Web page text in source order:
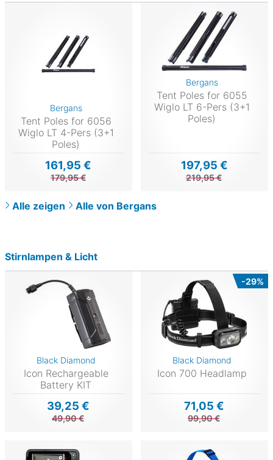
Bergans
Tent Poles for 6056
Wiglo LT 4-Pers (3+1
Poles)
161,95 €
179,95 €
Bergans
Tent Poles for 6055
Wiglo LT 6-Pers (3+1
Poles)
197,95 €
219,95 €
Alle zeigen Alle von Bergans
Stirnlampen & Licht
Black Diamond
Icon Rechargeable
Battery KIT
39,25 €
49,90 €
-29%
Black Diamond
Icon 700 Headlamp
71,05 €
99,90 €